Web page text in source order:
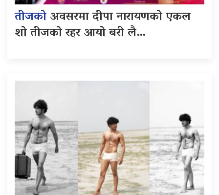
तीजकोअवसरमा दीपा नारायणको एकल
शो तीजको रहर आयो बरी लै…